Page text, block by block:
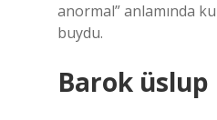
anormal” anlamında
buydu.
Barok üslup